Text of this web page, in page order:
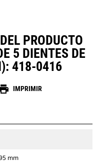
PRODUCTO
5 DIENTES DE
418-0416
IMPRIMIR
mm